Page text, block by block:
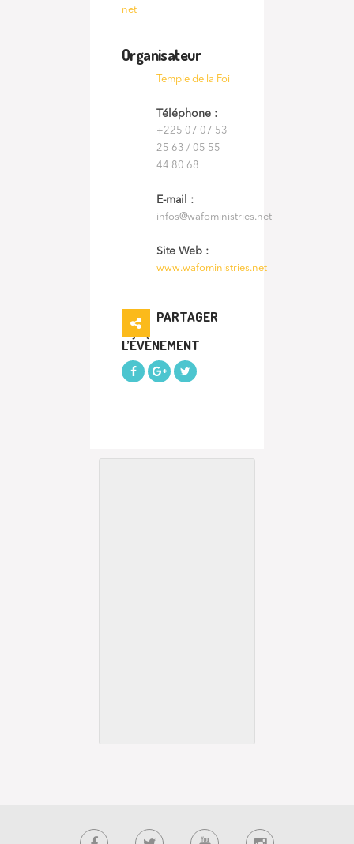
net
Organisateur
Temple de la Foi
Téléphone :
+225 07 07 53
25 63 / 05 55
44 80 68
E-mail :
infos@wafoministries.net
Site Web :
www.wafoministries.net
PARTAGER
L’ÉVÈNEMENT